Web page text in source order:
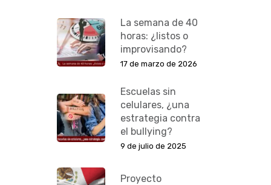
La semana de 40
horas: ¿listos o
improvisando?
17 de marzo de 2026
Escuelas sin
celulares, ¿una
estrategia contra
el bullying?
9 de julio de 2025
Proyecto